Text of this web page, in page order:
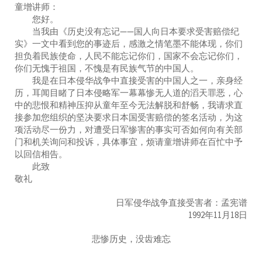
童增讲师：
您好。
当我由《历史没有忘记——国人向日本要求受害赔偿纪
实》一文中看到您的事迹后，感激之情笔墨不能体现，你们
担负着民族使命，人民不能忘记你们，国家不会忘记你们，
你们无愧于祖国，不愧是有民族气节的中国人。
我是在日本侵华战争中直接受害的中国人之一，亲身经
历，耳闻目睹了日本侵略军一幕幕惨无人道的滔天罪恶，心
中的悲恨和精神压抑从童年至今无法解脱和舒畅，我请求直
接参加您组织的坚决要求日本国受害赔偿的签名活动，为这
项活动尽一份力，对遭受日军惨害的事实可否如何向有关部
门和机关询问和投诉，具体事宜，烦请童增讲师在百忙中予
以回信相告。
此致
敬礼
日军侵华战争直接受害者：孟宪谱
1992年11月18日
悲惨历史，没齿难忘